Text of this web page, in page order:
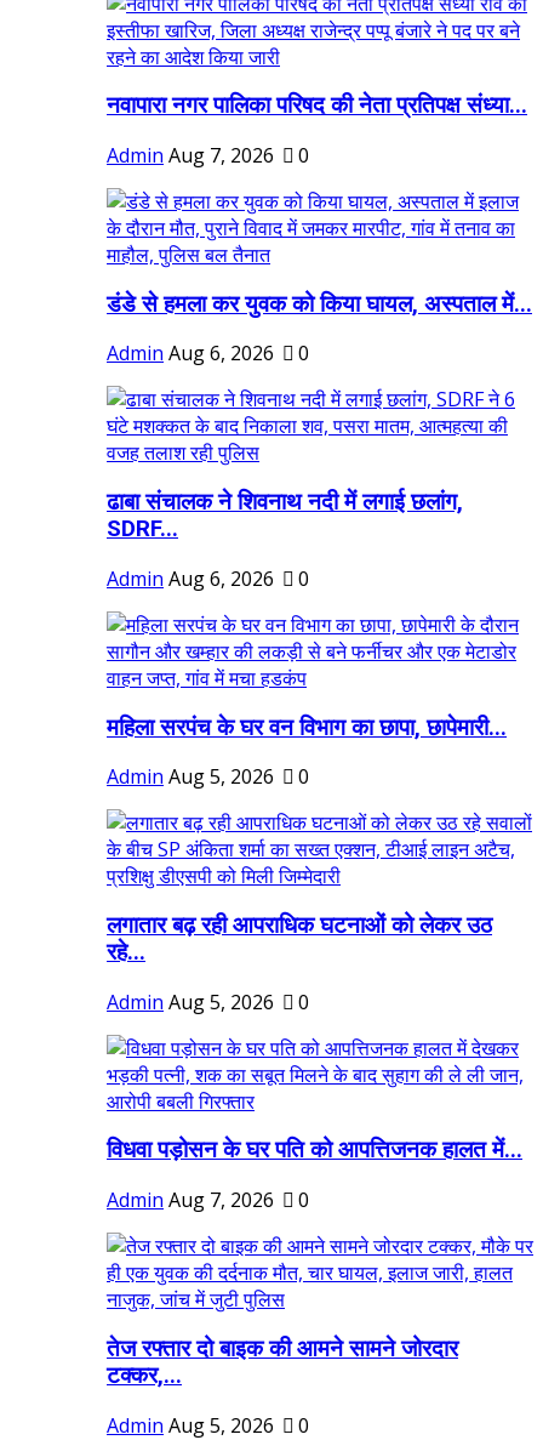
नवापारा नगर पालिका परिषद की नेता प्रतिपक्ष संध्या...
Admin Aug 7, 2026 0
डंडे से हमला कर युवक को किया घायल, अस्पताल में...
Admin Aug 6, 2026 0
ढाबा संचालक ने शिवनाथ नदी में लगाई छलांग,
SDRF...
Admin Aug 6, 2026 0
महिला सरपंच के घर वन विभाग का छापा, छापेमारी...
Admin Aug 5, 2026 0
लगातार बढ़ रही आपराधिक घटनाओं को लेकर उठ
रहे...
Admin Aug 5, 2026 0
विधवा पड़ोसन के घर पति को आपत्तिजनक हालत में...
Admin Aug 7, 2026 0
तेज रफ्तार दो बाइक की आमने सामने जोरदार
टक्कर,...
Admin Aug 5, 2026 0